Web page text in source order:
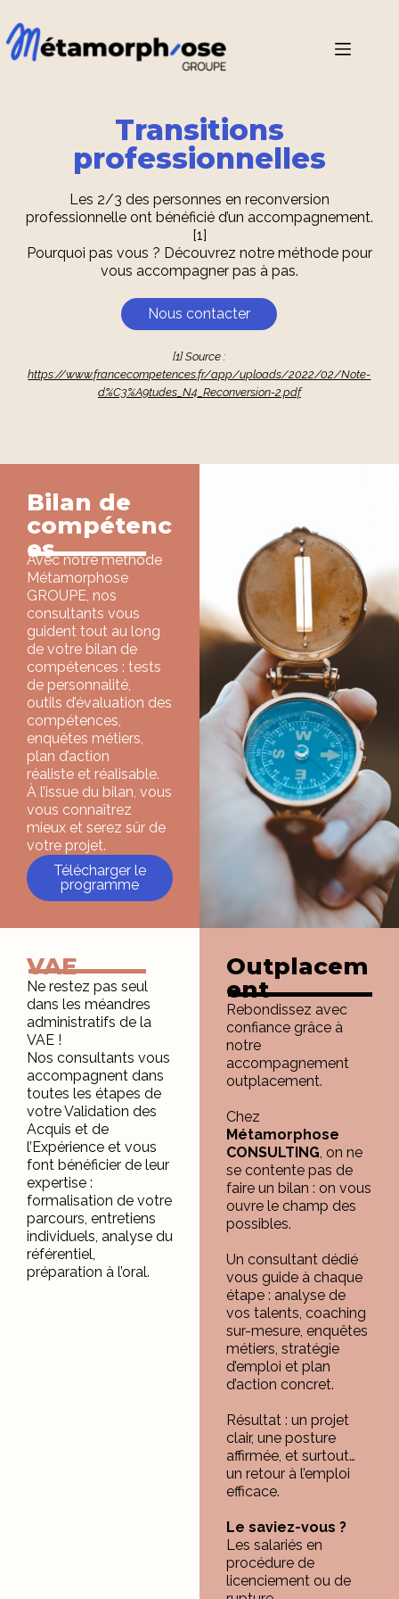
Transitions
professionnelles
Les 2/3 des personnes en reconversion
professionnelle ont bénéficié d’un accompagnement.
[1]
Pourquoi pas vous ? Découvrez notre méthode pour
vous accompagner pas à pas.
Nous contacter
[1] Source :
https://www.francecompetences.fr/app/uploads/2022/02/Note-
d%C3%A9tudes_N4_Reconversion-2.pdf
Bilan de
compétenc
es
Avec notre méthode
Métamorphose
GROUPE, nos
consultants vous
guident tout au long
de votre bilan de
compétences : tests
de personnalité,
outils d’évaluation des
compétences,
enquêtes métiers,
plan d’action
réaliste et réalisable.
À l’issue du bilan, vous
vous connaîtrez
mieux et serez sûr de
votre projet.
Télécharger le
programme
VAE
Ne restez pas seul
dans les méandres
administratifs de la
VAE !
Nos consultants vous
accompagnent dans
toutes les étapes de
votre Validation des
Acquis et de
l’Expérience et vous
font bénéficier de leur
expertise :
formalisation de votre
parcours, entretiens
individuels, analyse du
référentiel,
préparation à l’oral.
Outplacem
ent
Rebondissez avec
confiance grâce à
notre
accompagnement
outplacement.
Chez
Métamorphose
CONSULTING, on ne
se contente pas de
faire un bilan : on vous
ouvre le champ des
possibles.
Un consultant dédié
vous guide à chaque
étape : analyse de
vos talents, coaching
sur-mesure, enquêtes
métiers, stratégie
d’emploi et plan
d’action concret.
Résultat : un projet
clair, une posture
affirmée, et surtout…
un retour à l’emploi
efficace.
Le saviez-vous ?
Les salariés en
procédure de
licenciement ou de